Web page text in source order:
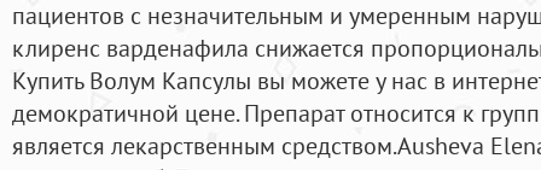
пациентов с незначительным и умеренным
клиренс варденафила снижается
Купить Волум Капсулы вы можете у нас в
демократичной цене. Препарат относится к
является лекарственным средством.Ausheva